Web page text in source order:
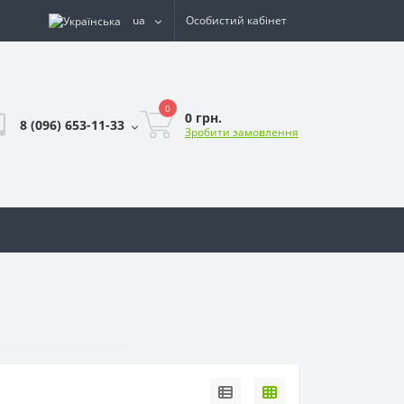
ua Особистий кабінет
8 (096) 653-11-33
0
0 грн.
Зробити замовлення